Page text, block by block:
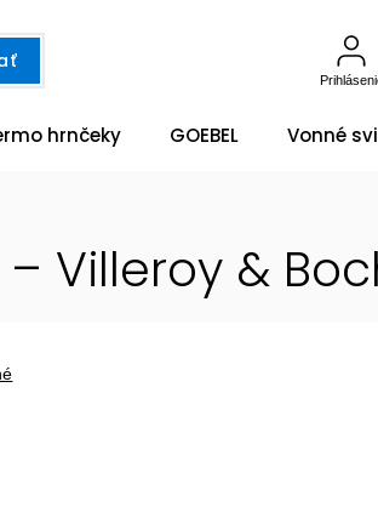
hrnčeky GOEBEL Vonné
Villeroy &